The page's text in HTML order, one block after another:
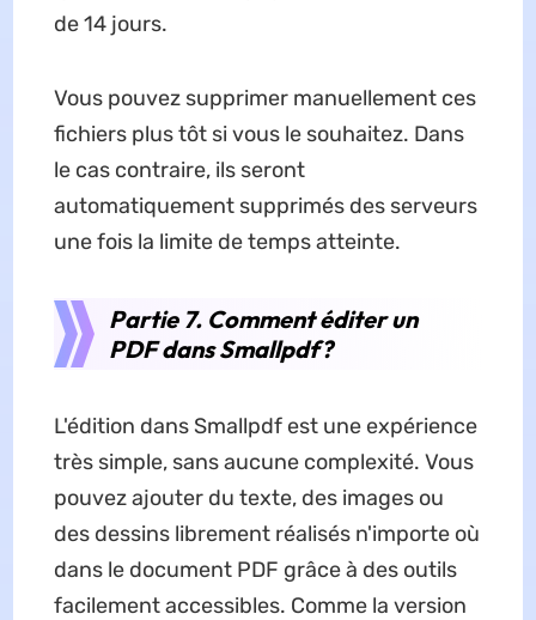
de 14 jours.
Vous pouvez supprimer manuellement ces
fichiers plus tôt si vous le souhaitez. Dans
le cas contraire, ils seront
automatiquement supprimés des serveurs
une fois la limite de temps atteinte.
Partie 7. Comment éditer un
PDF dans Smallpdf?
L'édition dans Smallpdf est une expérience
très simple, sans aucune complexité. Vous
pouvez ajouter du texte, des images ou
des dessins librement réalisés n'importe où
dans le document PDF grâce à des outils
facilement accessibles. Comme la version